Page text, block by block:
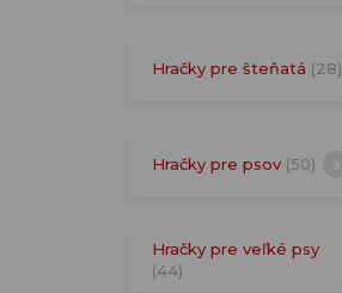
Hračky pre šteňatá (28)
Hračky pre psov (50)
Hračky pre veľké psy
(44)